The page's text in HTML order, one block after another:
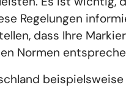
Regelungen
dass Ihre
Normen